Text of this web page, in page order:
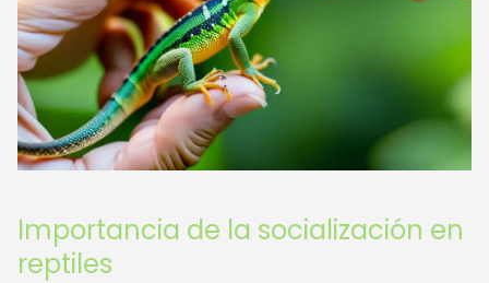
Importancia de la socialización en
reptiles